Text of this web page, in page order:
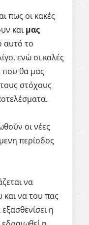
πως οι κακές
καιμας
αυτό το
ενώ οι καλές
που θα μας
στόχους
οι νέες
περίοδος
να
και να του πας
η